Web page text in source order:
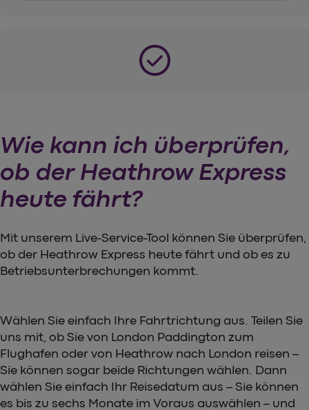
check_circle
Wie kann ich überprüfen,
ob der Heathrow Express
heute fährt?
Mit unserem Live-Service-Tool können Sie überprüfen,
ob der Heathrow Express heute fährt und ob es zu
Betriebsunterbrechungen kommt.
Wählen Sie einfach Ihre Fahrtrichtung aus. Teilen Sie
uns mit, ob Sie von London Paddington zum
Flughafen oder von Heathrow nach London reisen –
Sie können sogar beide Richtungen wählen. Dann
wählen Sie einfach Ihr Reisedatum aus – Sie können
es bis zu sechs Monate im Voraus auswählen – und